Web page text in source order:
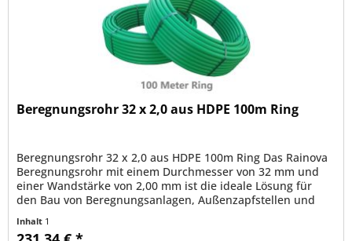
Beregnungsrohr 32 x 2,0 aus HDPE 100m Ring
Beregnungsrohr 32 x 2,0 aus HDPE 100m Ring Das Rainova
Beregnungsrohr mit einem Durchmesser von 32 mm und
einer Wandstärke von 2,00 mm ist die ideale Lösung für
den Bau von Beregnungsanlagen, Außenzapfstellen und
Inhalt 1